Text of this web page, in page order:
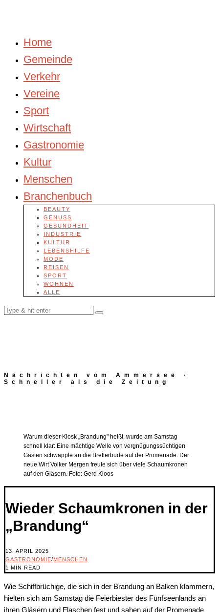
Home
Gemeinde
Verkehr
Vereine
Sport
Wirtschaft
Gastronomie
Kultur
Menschen
Branchenbuch
BEAUTY
GENUSS
GESUNDHEIT
INDUSTRIE
KULTUR
LEBENSHILFE
MODE
REISEN
SPORT
WOHNEN
ALLE
Nachrichten vom Ammersee ·
Schneller als die Zeitung
Warum dieser Kiosk „Brandung" heißt, wurde am Samstag
schnell klar: Eine mächtige Welle von vergnügungssüchtigen
Gästen schwappte an die Bretterbude auf der Promenade. Der
neue Wirt Volker Mergen freute sich über viele Schaumkronen
auf den Gläsern. Foto: Gerd Kloos
Wieder Schaumkronen in der
„Brandung“
13. APRIL 2025
GASTRONOMIE/MENSCHEN
1 MIN READ
Wie Schiffbrüchige, die sich in der Brandung an Balken klammern,
hielten sich am Samstag die Feierbiester des Fünfseenlands an
ihren Gläsern und Flaschen fest und sahen auf der Promenade